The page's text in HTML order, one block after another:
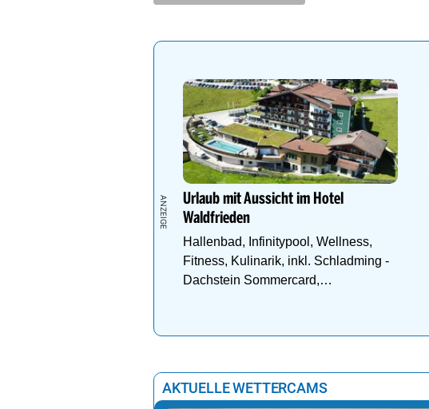
Urlaub mit Aussicht im Hotel
Waldfrieden
Hallenbad, Infinitypool, Wellness,
Fitness, Kulinarik, inkl. Schladming -
Dachstein Sommercard,
AKTUELLE WETTERCAMS